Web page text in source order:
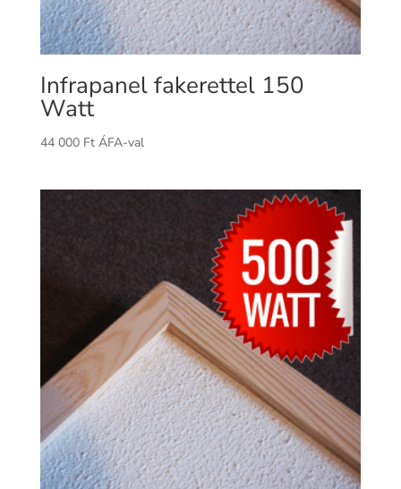
Infrapanel fakerettel 150
Watt
44 000 Ft ÁFA-val